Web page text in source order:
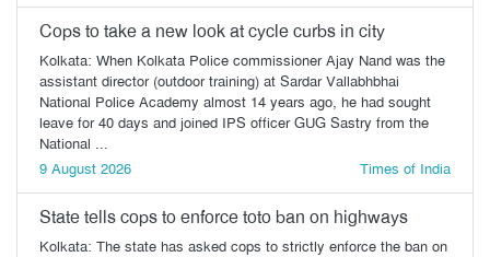
Cops to take a new look at cycle curbs in city
Kolkata: When Kolkata Police commissioner Ajay Nand was the
assistant director (outdoor training) at Sardar Vallabhbhai
National Police Academy almost 14 years ago, he had sought
leave for 40 days and joined IPS officer GUG Sastry from the
National ...
9 August 2026
Times of India
State tells cops to enforce toto ban on highways
Kolkata: The state has asked cops to strictly enforce the ban on